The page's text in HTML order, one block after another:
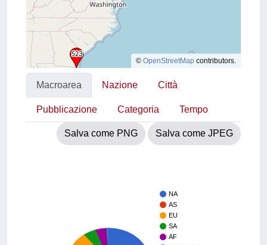
© OpenStreetMap contributors.
Macroarea Nazione Città
Pubblicazione Categoria Tempo
Salva come PNG Salva come JPEG
NA
AS
EU
SA
AF